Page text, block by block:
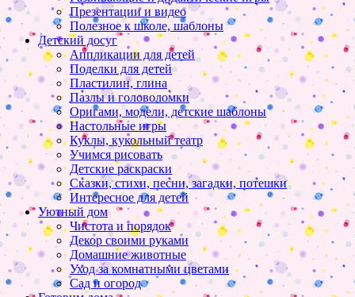
Презентации и видео
Полезное к школе, шаблоны
Детский досуг
Аппликации для детей
Поделки для детей
Пластилин, глина
Пазлы и головоломки
Оригами, модели, детские шаблоны
Настольные игры
Куклы, кукольный театр
Учимся рисовать
Детские раскраски
Сказки, стихи, песни, загадки, потешки
Интересное для детей
Уютный дом
Чистота и порядок
Декор своими руками
Домашние животные
Уход за комнатными цветами
Сад и огород